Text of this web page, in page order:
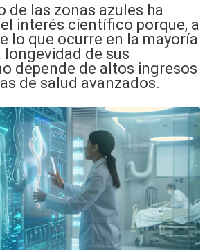
de las zonas azules ha
interés científico porque, a
lo que ocurre en la mayoría
longevidad de sus
depende de altos ingresos
de salud avanzados.